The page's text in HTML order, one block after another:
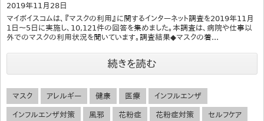
2019年11月28日
マイボイスコムは、『マスクの利用』に関するインターネット調査を2019年11月
1日～5日に実施し、10,121件の回答を集めました。本調査は、病院や仕事以
外でのマスクの利用状況を聞いています。調査結果◆マスクの着...
続きを読む
マスク アレルギー 健康 医療 インフルエンザ
インフルエンザ対策 風邪 花粉症 花粉症対策 セルフケア